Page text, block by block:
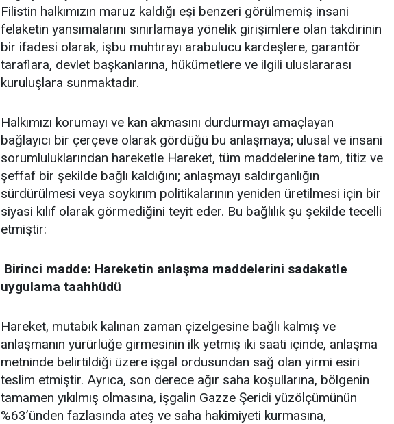
Filistin halkımızın maruz kaldığı eşi benzeri görülmemiş insani
felaketin yansımalarını sınırlamaya yönelik girişimlere olan takdirinin
bir ifadesi olarak, işbu muhtırayı arabulucu kardeşlere, garantör
taraflara, devlet başkanlarına, hükümetlere ve ilgili uluslararası
kuruluşlara sunmaktadır.
​Halkımızı korumayı ve kan akmasını durdurmayı amaçlayan
bağlayıcı bir çerçeve olarak gördüğü bu anlaşmaya; ulusal ve insani
sorumluluklarından hareketle Hareket, tüm maddelerine tam, titiz ve
şeffaf bir şekilde bağlı kaldığını; anlaşmayı saldırganlığın
sürdürülmesi veya soykırım politikalarının yeniden üretilmesi için bir
siyasi kılıf olarak görmediğini teyit eder. Bu bağlılık şu şekilde tecelli
etmiştir:
​ Birinci madde: Hareketin anlaşma maddelerini sadakatle
uygulama taahhüdü
Hareket, mutabık kalınan zaman çizelgesine bağlı kalmış ve
anlaşmanın yürürlüğe girmesinin ilk yetmiş iki saati içinde, anlaşma
metninde belirtildiği üzere işgal ordusundan sağ olan yirmi esiri
teslim etmiştir. Ayrıca, son derece ağır saha koşullarına, bölgenin
tamamen yıkılmış olmasına, işgalin Gazze Şeridi yüzölçümünün
%63’ünden fazlasında ateş ve saha hakimiyeti kurmasına,